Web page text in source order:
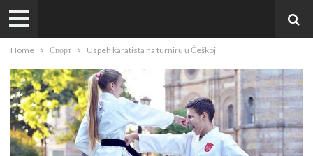
Home Спорт Uspeh karatista na turniru u Češkoj